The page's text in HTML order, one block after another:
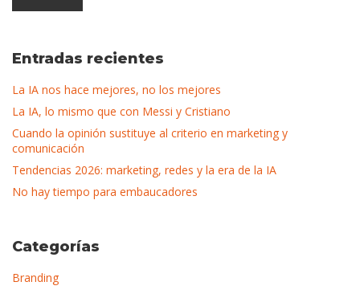
Entradas recientes
La IA nos hace mejores, no los mejores
La IA, lo mismo que con Messi y Cristiano
Cuando la opinión sustituye al criterio en marketing y
comunicación
Tendencias 2026: marketing, redes y la era de la IA
No hay tiempo para embaucadores
Categorías
Branding